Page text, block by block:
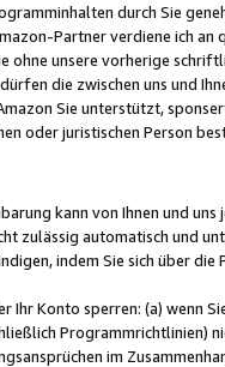
durch Sie
Partner verdiene ich an
ohne unsere vorherige
die zwischen uns und
Sie unterstützt,
oder juristischen Person
kann von Ihnen und
zulässig automatisch und
indem Sie sich über die
Konto sperren: (a) wenn
Programmrichtlinien)
im